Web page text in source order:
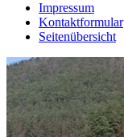
Impressum
Kontaktformular
Seitenübersicht